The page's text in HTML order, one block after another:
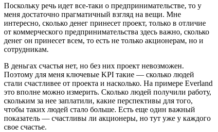
Поскольку речь идет все-таки о предпринимательстве, то у
меня достаточно прагматичный взгляд на вещи. Мне
интересно, сколько денег принесет проект, только в отличие
от коммерческого предпринимательства здесь важно, сколько
денег он принесет всем, то есть не только акционерам, но и
сотрудникам.
В деньгах счастья нет, но без них проект невозможен.
Поэтому для меня ключевые KPI такие — сколько людей
стали счастливее от проекта и насколько. На примере Everland
это вполне можно измерить. Сколько людей получили работу,
скольким за нее заплатили, какие перспективы для того,
чтобы таких людей стало больше. Есть еще один важный
показатель — счастливы ли акционеры, но тут уже у каждого
свое счастье.